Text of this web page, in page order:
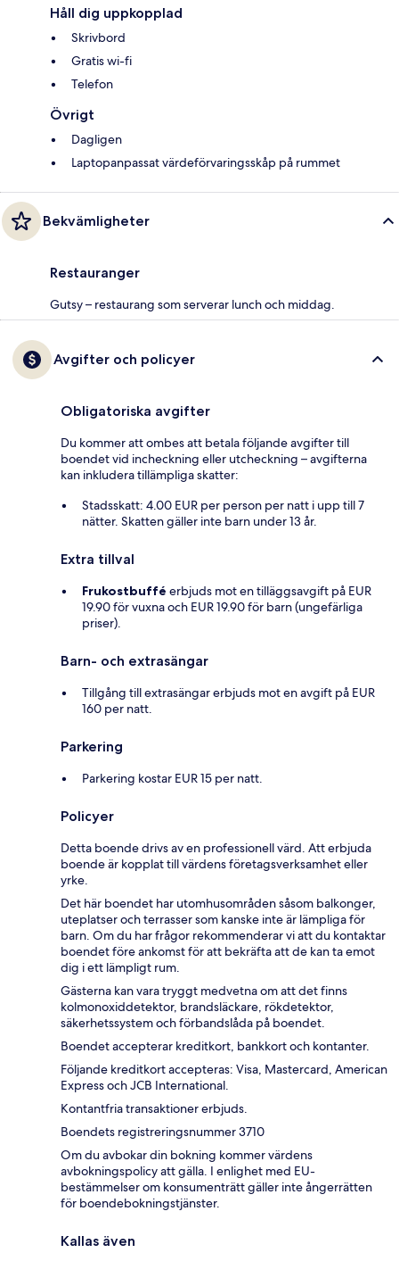
Håll dig uppkopplad
Skrivbord
Gratis wi-fi
Telefon
Övrigt
Dagligen
Laptopanpassat värdeförvaringsskåp på rummet
Bekvämligheter
Restauranger
Gutsy – restaurang som serverar lunch och middag.
Avgifter och policyer
Obligatoriska avgifter
Du kommer att ombes att betala följande avgifter till
boendet vid incheckning eller utcheckning – avgifterna
kan inkludera tillämpliga skatter:
Stadsskatt: 4.00 EUR per person per natt i upp till 7
nätter. Skatten gäller inte barn under 13 år.
Extra tillval
Frukostbuffé erbjuds mot en tilläggsavgift på EUR
19.90 för vuxna och EUR 19.90 för barn (ungefärliga
priser).
Barn- och extrasängar
Tillgång till extrasängar erbjuds mot en avgift på EUR
160 per natt.
Parkering
Parkering kostar EUR 15 per natt.
Policyer
Detta boende drivs av en professionell värd. Att erbjuda
boende är kopplat till värdens företagsverksamhet eller
yrke.
Det här boendet har utomhusområden såsom balkonger,
uteplatser och terrasser som kanske inte är lämpliga för
barn. Om du har frågor rekommenderar vi att du kontaktar
boendet före ankomst för att bekräfta att de kan ta emot
dig i ett lämpligt rum.
Gästerna kan vara tryggt medvetna om att det finns
kolmonoxiddetektor, brandsläckare, rökdetektor,
säkerhetssystem och förbandslåda på boendet.
Boendet accepterar kreditkort, bankkort och kontanter.
Följande kreditkort accepteras: Visa, Mastercard, American
Express och JCB International.
Kontantfria transaktioner erbjuds.
Boendets registreringsnummer 3710
Om du avbokar din bokning kommer värdens
avbokningspolicy att gälla. I enlighet med EU-
bestämmelser om konsumenträtt gäller inte ångerrätten
för boendebokningstjänster.
Kallas även